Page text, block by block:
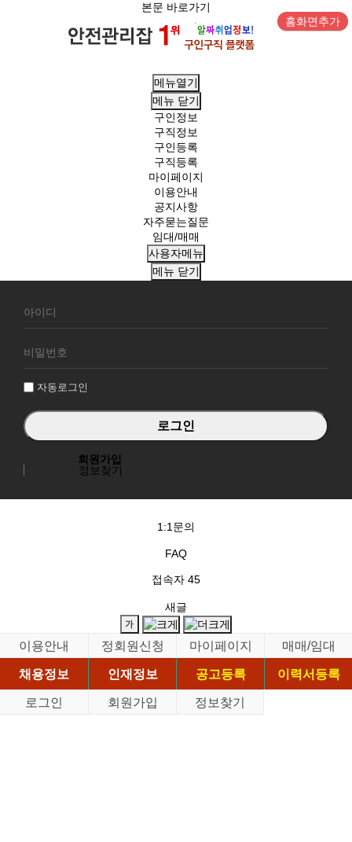
본문 바로가기
홈화면추가
메뉴열기
메뉴 닫기
구인정보
구직정보
구인등록
구직등록
마이페이지
이용안내
공지사항
자주묻는질문
임대/매매
사용자메뉴
메뉴 닫기
원
그
자동로그인
회원가입
정보찾기
1:1문의
FAQ
접속자 45
새글
이용안내 정회원신청 마이페이지
매매/임대
채용정보
인재정보 공고등록
이력서등록
로그인
회원가입 정보찾기